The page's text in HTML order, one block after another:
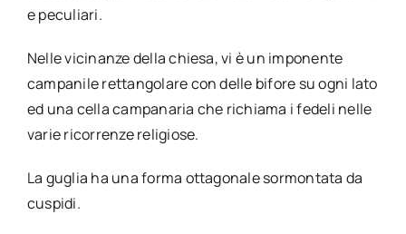
e peculiari.
Nelle vicinanze della chiesa, vi è un imponente
campanile rettangolare con delle bifore su ogni lato
ed una cella campanaria che richiama i fedeli nelle
varie ricorrenze religiose.
La guglia ha una forma ottagonale sormontata da
cuspidi.